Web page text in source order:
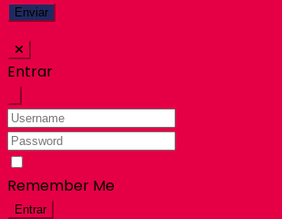
Entrar
Remember Me
Entrar